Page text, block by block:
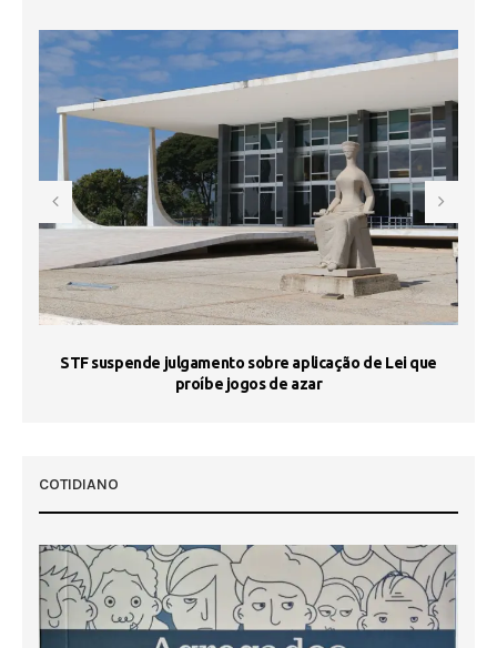
STF suspende julgamento sobre aplicação de Lei que
proíbe jogos de azar
COTIDIANO